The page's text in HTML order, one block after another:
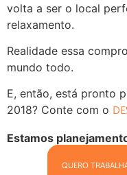
volta a ser o local
relaxamento.
Realidade essa
mundo todo.
E, então, está pronto
2018? Conte com o
Estamos
QUERO